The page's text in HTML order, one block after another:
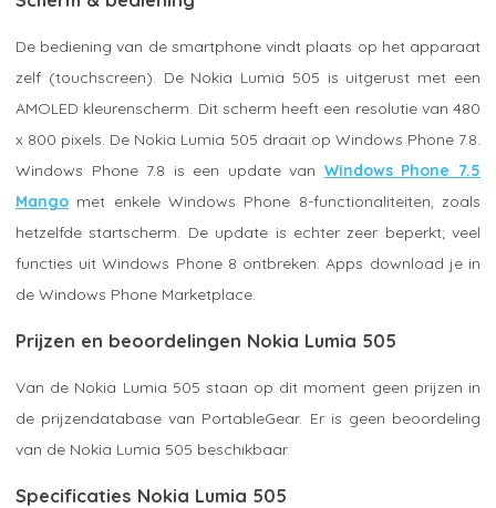
De bediening van de smartphone vindt plaats op het apparaat
zelf (touchscreen). De Nokia Lumia 505 is uitgerust met een
AMOLED kleurenscherm. Dit scherm heeft een resolutie van 480
x 800 pixels. De Nokia Lumia 505 draait op Windows Phone 7.8.
Windows Phone 7.8 is een update van Windows Phone 7.5
Mango met enkele Windows Phone 8-functionaliteiten, zoals
hetzelfde startscherm. De update is echter zeer beperkt; veel
functies uit Windows Phone 8 ontbreken. Apps download je in
de Windows Phone Marketplace.
Prijzen en beoordelingen Nokia Lumia 505
Van de Nokia Lumia 505 staan op dit moment geen prijzen in
de prijzendatabase van PortableGear. Er is geen beoordeling
van de Nokia Lumia 505 beschikbaar.
Specificaties Nokia Lumia 505